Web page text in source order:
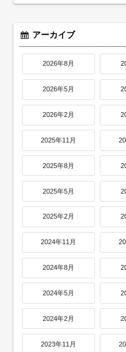
アーカイブ
2026年8月
2026年5月
2026年2月
2025年11月
2025年8月
2025年5月
2025年2月
2024年11月
2024年8月
2024年5月
2024年2月
2023年11月